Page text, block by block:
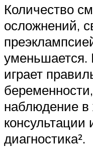
Количество
осложнений,
уменьшается.
играет
наблюдение в
консультации
диагностика².